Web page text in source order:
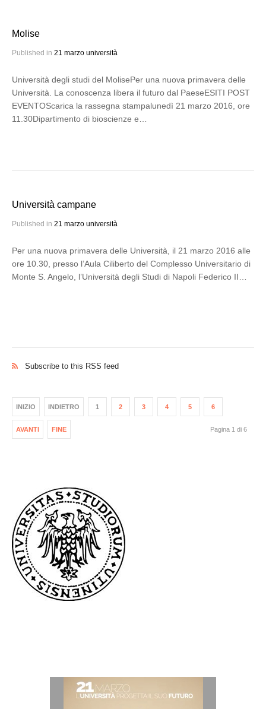
Molise
Published in 21 marzo università
Università degli studi del MolisePer una nuova primavera delle
Università. La conoscenza libera il futuro dal PaeseESITI POST
EVENTOScarica la rassegna stampalunedì 21 marzo 2016, ore
11.30Dipartimento di bioscienze e…
Università campane
Published in 21 marzo università
Per una nuova primavera delle Università, il 21 marzo 2016 alle
ore 10.30, presso l’Aula Ciliberto del Complesso Universitario di
Monte S. Angelo, l’Università degli Studi di Napoli Federico II…
Subscribe to this RSS feed
INIZIO INDIETRO 1 2 3 4 5 6
AVANTI FINE Pagina 1 di 6